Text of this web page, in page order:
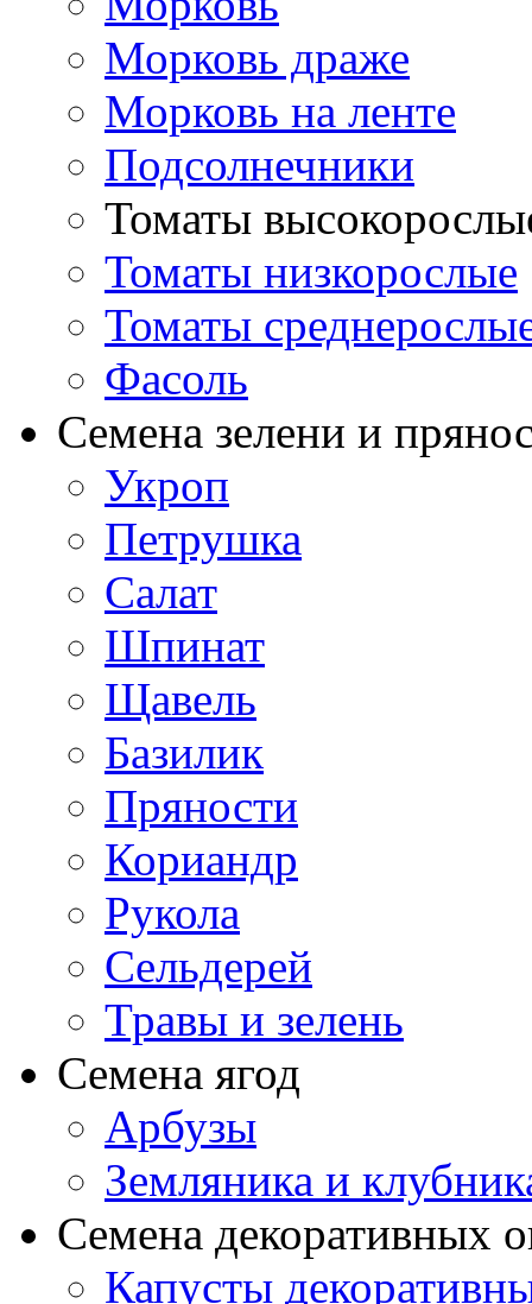
Морковь драже
Морковь на ленте
Подсолнечники
Томаты
Томаты низкорослые
Томаты
Фасоль
Семена зелени и
Укроп
Петрушка
Салат
Шпинат
Щавель
Базилик
Пряности
Кориандр
Рукола
Сельдерей
Травы и зелень
Семена ягод
Арбузы
Земляника и
Семена декоративных
Капусты